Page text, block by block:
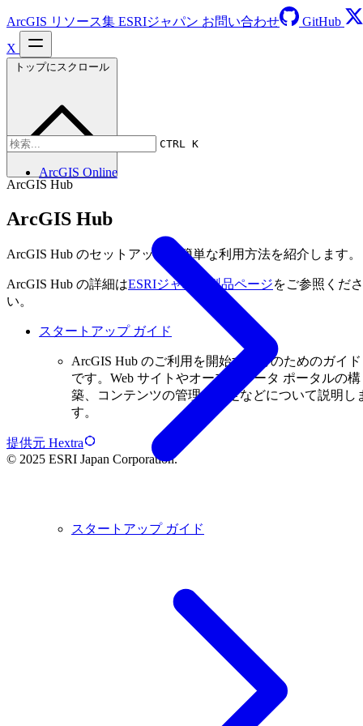
ArcGIS リソース集 ESRIジャパン お問い合わせ
GitHub
X
CTRL K
ArcGIS Online
スタートアップ ガイド
トップにスクロール
ArcGIS Hub
ArcGIS Hub
ArcGIS Hub のセットアップや簡単な利用方法を紹介します。
ArcGIS Hub の詳細はESRIジャパン製品ページをご参照くださ
い。
スタートアップ ガイド
ArcGIS Hub のご利用を開始する方のためのガイド
です。Web サイトやオープンデータ ポータルの構
築、コンテンツの管理の設定などについて説明し
す。
提供元 Hextra
© 2025 ESRI Japan Corporation.